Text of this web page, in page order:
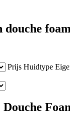
douche
Prijs Huidtype
Douche